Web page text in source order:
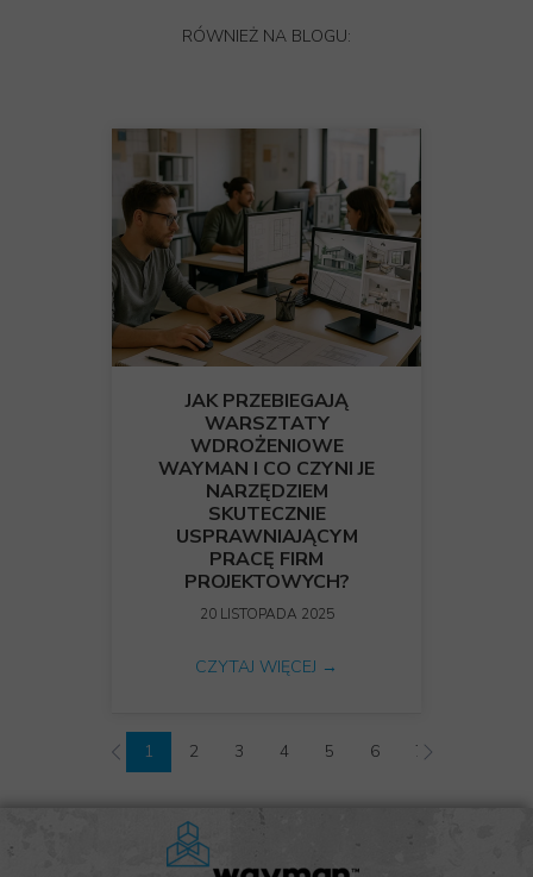
RÓWNIEŻ NA BLOGU:
JAK PRZEBIEGAJĄ
WARSZTATY
WDROŻENIOWE
WAYMAN I CO CZYNI JE
NARZĘDZIEM
SKUTECZNIE
USPRAWNIAJĄCYM
PRACĘ FIRM
PROJEKTOWYCH?
20 LISTOPADA 2025
CZYTAJ WIĘCEJ →
1 2 3 4 5 6 7